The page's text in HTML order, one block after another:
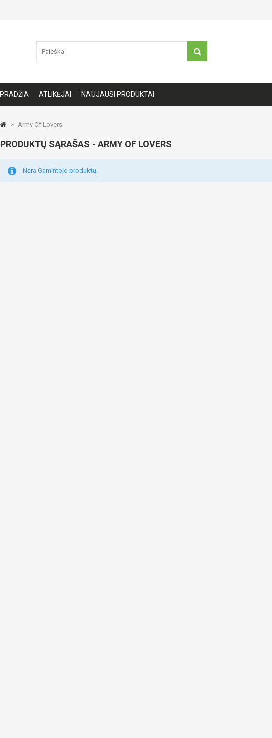
PRADŽIA ATLIKĖJAI NAUJAUSI PRODUKTAI
> Army Of Lovers
PRODUKTŲ SĄRAŠAS - ARMY OF LOVERS
Nėra Gamintojo produktų.